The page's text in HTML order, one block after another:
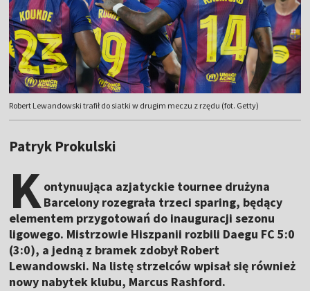
Robert Lewandowski trafił do siatki w drugim meczu z rzędu (fot. Getty)
Patryk Prokulski
Kontynuująca azjatyckie tournee drużyna
Barcelony rozegrała trzeci sparing, będący
elementem przygotowań do inauguracji sezonu
ligowego. Mistrzowie Hiszpanii rozbili Daegu FC 5:0
(3:0), a jedną z bramek zdobył Robert
Lewandowski. Na listę strzelców wpisał się również
nowy nabytek klubu, Marcus Rashford.